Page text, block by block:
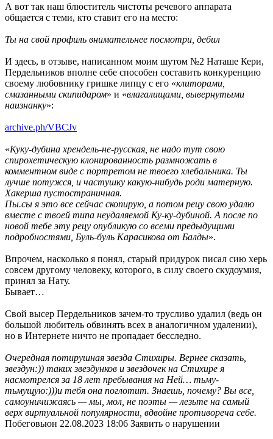
А вот так наш блюститель чистоты речевого аппарата
общается с теми, кто ставит его на место:
Ты на свой профиль внимательнее посмотри, дебил
И здесь, в отзыве, написанном моим шутом №2 Наташе Кери,
Пердельников вполне себе способен составить конкуренцию
своему любовнику гришке липцу с его «клиторами,
смазанными скипидаром» и «влагалищами, вывернутыми
наизнанку»:
archive.ph/VBCJv
«Куку-дубина хрендель-не-русская, не надо тут свою
спирохетическую клонированность размножать в
комментном виде с портретом не твоего хлебальника. Ты
лучше потужся, и частушку какую-нибудь роди матерную.
Хакерша пустостраничная.
Пы.сы я это все сейчас скопирую, а потом рецу свою удалю
вместе с твоей типа неудаляемой Ку-ку-дубиной. А после по
новой тебе эту рецу опубликую со всеми предыдущими
подробностями, Буль-буль Карасикова от Балды».
Впрочем, насколько я понял, старый придурок писал сию херь
совсем другому человеку, которого, в силу своего скудоумия,
принял за Нату.
Бывает…
Свой высер Пердельников зачем-то трусливо удалил (ведь он
большой любитель обвинять всех в аналогичном удалении),
но в Интернете ничто не пропадает бесследно.
Очередная потирушная звезда Стихиры. Вернее сказать,
звездун:)) таких звездунков и звездочек на Стихире я
насмотрелся за 18 лет пребывания на Ней… тьму-
тьмущую:)))и тебя она поглотит. Знаешь, почему? Вы все,
самоуничижаясь — мы, мол, не поэты — лезьте на самый
верх виртуальной популярности, вдвойне противореча себе.
Побеговьюн 22.08.2023 18:06 Заявить о нарушении